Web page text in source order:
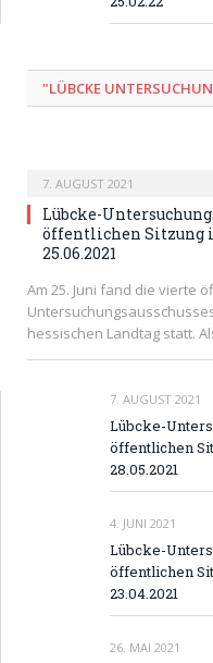
"LÜBCKE
7. AUGUST 2021
Lübcke-
öffentlichen Sitzung
25.06.2021
Am 25. Juni fand die vierte
hessischen Landtag statt.
7. AUGUST 2021
Lübcke-
öffentlichen
28.05.2021
4. JUNI 2021
Lübcke-
öffentlichen
23.04.2021
26. MAI 2021